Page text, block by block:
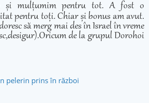
și mulțumim pentru tot. A fost o
pentru toți. Chiar și bonus am avut.
să merg mai des în Israel în vreme
de la grupul Dorohoi
pelerin prins în război